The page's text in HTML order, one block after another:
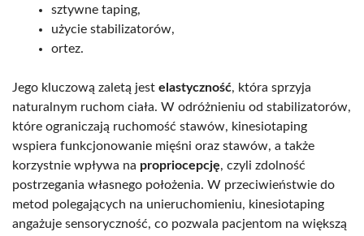
sztywne taping,
użycie stabilizatorów,
ortez.
Jego kluczową zaletą jest elastyczność, która sprzyja
naturalnym ruchom ciała. W odróżnieniu od stabilizatorów,
które ograniczają ruchomość stawów, kinesiotaping
wspiera funkcjonowanie mięśni oraz stawów, a także
korzystnie wpływa na propriocepcję, czyli zdolność
postrzegania własnego położenia. W przeciwieństwie do
metod polegających na unieruchomieniu, kinesiotaping
angażuje sensoryczność, co pozwala pacjentom na większą